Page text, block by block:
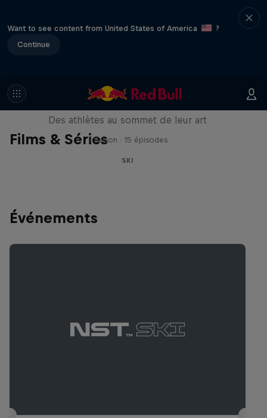
Want to see content from United States of America
?
Continue
Films & Séries
Winter Heroes
Des athlètes au sommet de leur art
1 Saison · 15 épisodes
SKI
Événements